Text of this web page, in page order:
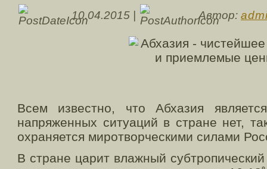
10.04.2015 | Автор:
Всем известно, что Абхазия
напряженных ситуаций в стране нет,
охраняется миротворческими силами
В стране царит влажный